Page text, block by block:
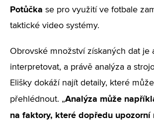
Potůčka se pro využití ve fotbale
taktické video systémy.
Obrovské množství získaných dat je
interpretovat, a právě analýza a
Elišky dokáží najít detaily, které
přehlédnout. „Analýza může
na faktory, které dopředu upozorní